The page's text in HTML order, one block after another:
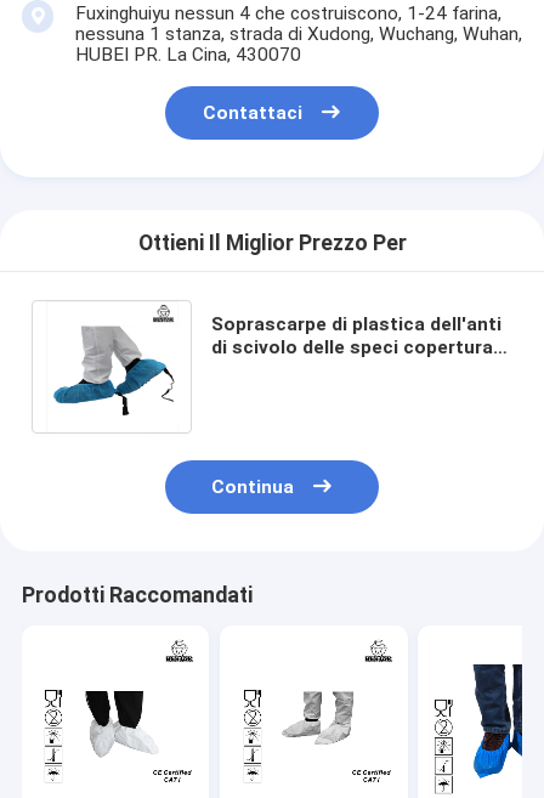
Fuxinghuiyu nessun 4 che costruiscono, 1-24 farina,
nessuna 1 stanza, strada di Xudong, Wuchang, Wuhan,
HUBEI PR. La Cina, 430070
Contattaci
Ottieni Il Miglior Prezzo Per
Soprascarpe di plastica dell'anti
di scivolo delle speci copertura
Continua
Prodotti Raccomandati